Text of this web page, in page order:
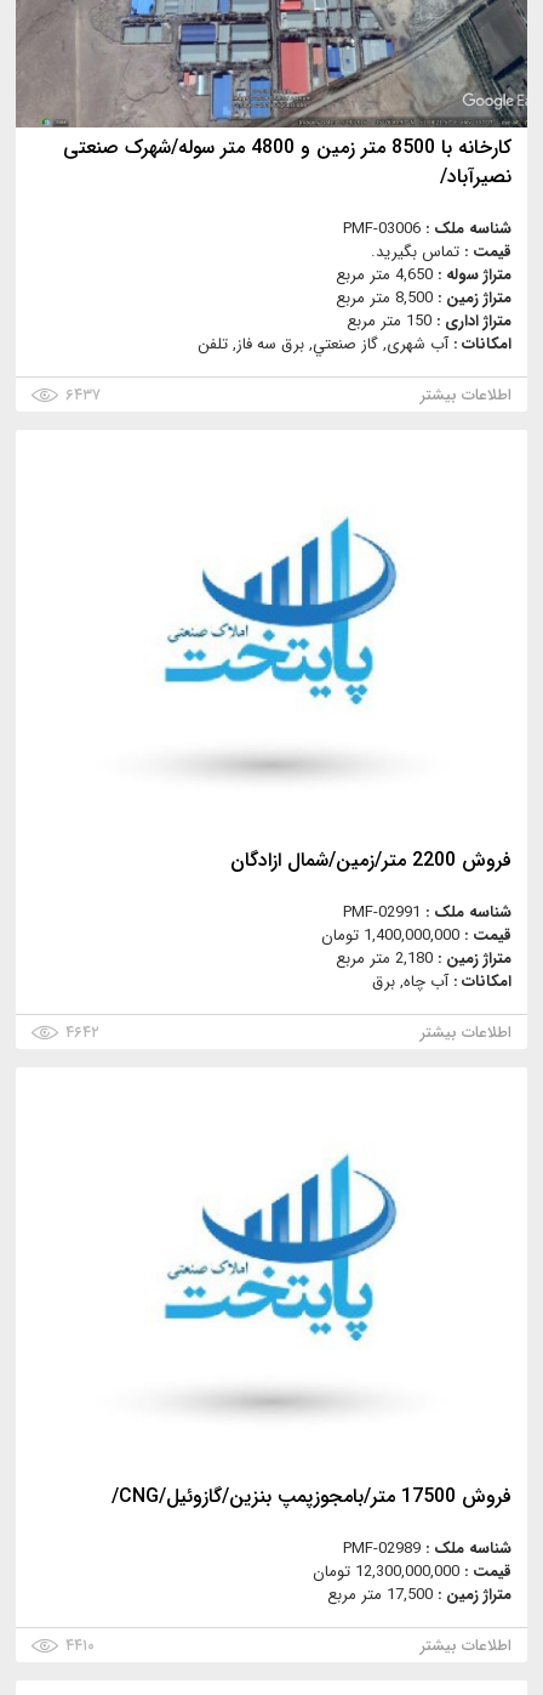
کارخانه با 8500 متر زمین و 4800 متر سوله/شهرک صنعتی
نصیرآباد/
شناسه ملک : PMF-03006
قیمت : تماس بگیرید.
متراژ سوله : 4,650 متر مربع
متراژ زمین : 8,500 متر مربع
متراژ اداری : 150 متر مربع
امکانات :آب شهری, گاز صنعتي, برق سه فاز, تلفن
اطلاعات بیشتر
۶۴۳۷
فروش 2200 متر/زمین/شمال ازادگان
شناسه ملک : PMF-02991
قیمت : 1,400,000,000 تومان
متراژ زمین : 2,180 متر مربع
امکانات :آب چاه, برق
اطلاعات بیشتر
۴۶۴۲
فروش 17500 متر/بامجوزپمپ بنزین/گازوئیل/CNG/
شناسه ملک : PMF-02989
قیمت : 12,300,000,000 تومان
متراژ زمین : 17,500 متر مربع
اطلاعات بیشتر
۴۴۱۰